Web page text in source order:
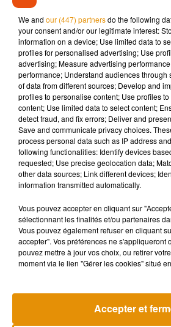
chauffage.
Cet élément est masqué
dépôt de cookies que vous avez
souhaitez l'afficher, merci de nous
en cliquant sur le bouton
Afficher
Madonna sort
Sensation » avec
We and our (447) partnersdo the following
your consent and/or our legitimate interest:
information on a device; Use limited data to
profiles for personalised advertising; Use
advertising; Measure advertising
performance; Understand audiences through
of data from different sources; Develop and
profiles to personalise content; Use profiles
content; Use limited data to select content;
detect fraud, and fix errors; Deliver and
Save and communicate privacy choices.
process personal data such as IP address
following functionalities: Identify devices
requested; Use precise geolocation data;
other data sources; Link different devices;
information transmitted automatically.
Vous pouvez accepter en cliquant sur
sélectionnant les finalités et/ou partenaires
Vous pouvez également refuser en cliquant
accepter". Vos préférences ne s'appliqueront
pouvez mettre à jour vos choix, ou retirer
moment via le lien "Gérer les cookies" situé
Accepter et